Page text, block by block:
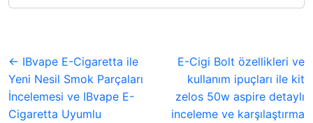
← IBvape E-Cigaretta ile
Yeni Nesil Smok Parçaları
İncelemesi ve IBvape E-
Cigaretta Uyumlu
E-Cigi Bolt özellikleri ve
kullanım ipuçları ile kit
zelos 50w aspire detaylı
inceleme ve karşılaştırma